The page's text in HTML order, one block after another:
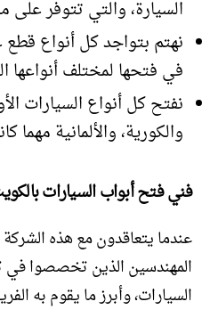
السيارة، والتي تتوفر على مدار 24
نهتم بتواجد كل أنواع
في فتحها لمختلف أنواعها
نفتح كل أنواع السيارات
والكورية، والألمانية مهما
فني فتح أبواب السيارات
عندما يتعاقدون مع هذه
المهندسين الذين تخصصوا
السيارات، وأبرز ما يقوم به